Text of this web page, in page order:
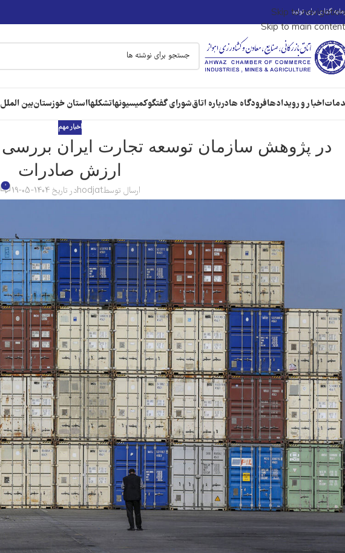
Skip to navigation
Skip to main content
گذاری برای تولید
اخبار و رویدادهافرودگاه هادرباره اتاقشورای گفتگوکمیسیونهاتشکلهااستان خوزستانبین الملل
اخبار مهم
ارزش صادرات
ارسال توسطhodjatدر تاریخ 1404-05-19 0